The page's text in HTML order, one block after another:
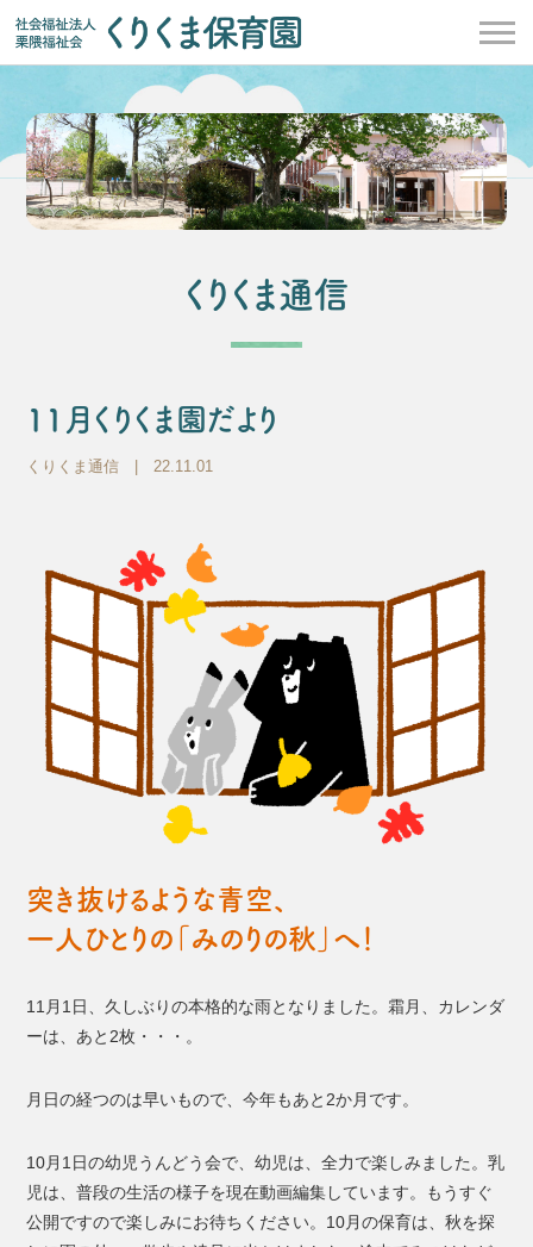
くりくま通信
11月くりくま園だより
くりくま通信 | 22.11.01
突き抜けるような青空、
一人ひとりの「みのりの秋」へ！
11月1日、久しぶりの本格的な雨となりました。霜月、カレンダ
ーは、あと2枚・・・。
月日の経つのは早いもので、今年もあと2か月です。
10月1日の幼児うんどう会で、幼児は、全力で楽しみました。乳
児は、普段の生活の様子を現在動画編集しています。もうすぐ
公開ですので楽しみにお待ちください。10月の保育は、秋を探